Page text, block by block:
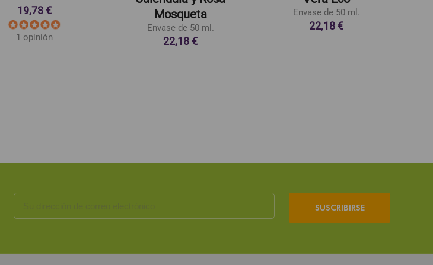
19,73 €
1 opinión
Mosqueta
Envase de 50 ml.
22,18 €
Envase de 50 ml.
22,18 €
SUSCRIBIRSE